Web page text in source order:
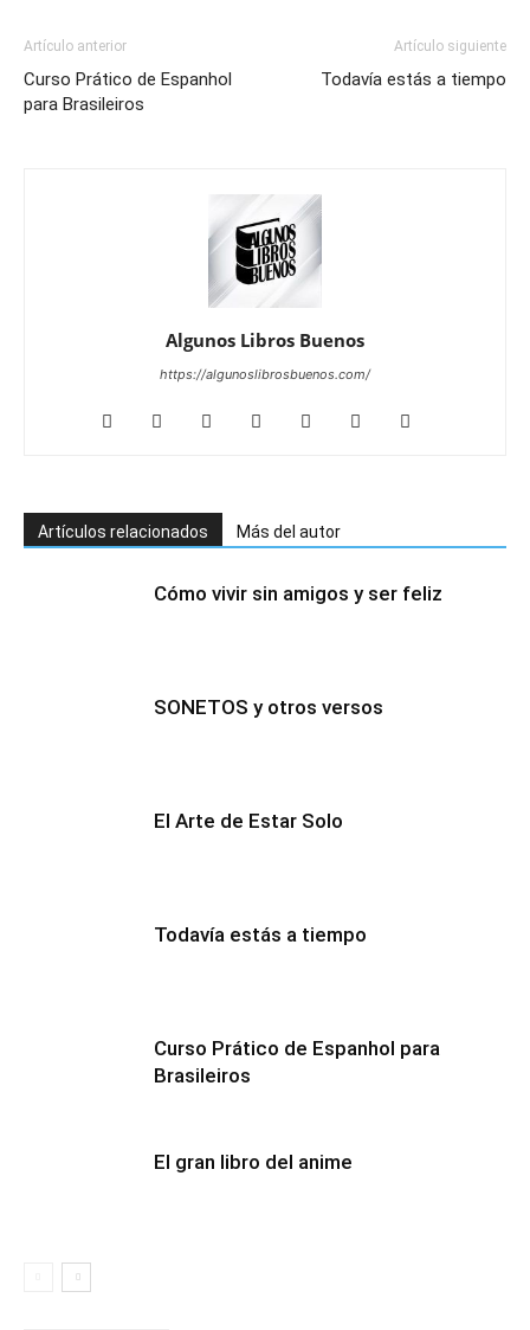
Artículo anterior
Curso Prático de Espanhol
para Brasileiros
Artículo siguiente
Todavía estás a tiempo
Algunos Libros Buenos
https://algunoslibrosbuenos.com/
Artículos relacionados Más del autor
Cómo vivir sin amigos y ser feliz
SONETOS y otros versos
El Arte de Estar Solo
Todavía estás a tiempo
Curso Prático de Espanhol para
Brasileiros
El gran libro del anime